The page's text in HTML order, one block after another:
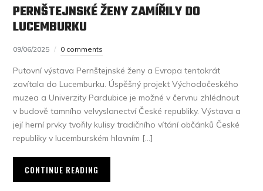
PERNŠTEJNSKÉ ŽENY ZAMÍŘILY DO
LUCEMBURKU
09/06/2025 0 comments
Putovní výstava Pernštejnské ženy a Evropa tentokrát
zavítala do Lucemburku. Úspěšný projekt Východočeského
muzea a Univerzity Pardubice je možné v červnu zhlédnout
v budově tamního velvyslanectví České republiky. Výstava a
její herní prvky tvořily kulisy tradičního vítání občánků České
republiky v lucemburském hlavním […]
CONTINUE READING